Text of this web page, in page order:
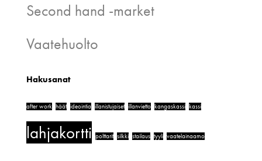
Second hand -market
Vaatehuolto
Hakusanat
after work häät ideointia illanistujaiset illanvietto kangaskassi kassi
lahjakortti polttarit silkki stailaus tyyli vaatelainaamo